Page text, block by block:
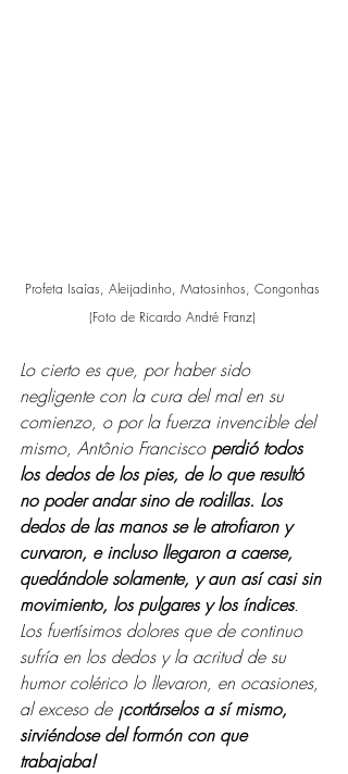
Profeta Isaías, Aleijadinho, Matosinhos, Congonhas
(Foto de Ricardo André Franz)
Lo cierto es que, por haber sido
negligente con la cura del mal en su
comienzo, o por la fuerza invencible del
mismo, Antônio Francisco perdió todos
los dedos de los pies, de lo que resultó
no poder andar sino de rodillas. Los
dedos de las manos se le atrofiaron y
curvaron, e incluso llegaron a caerse,
quedándole solamente, y aun así casi sin
movimiento, los pulgares y los índices.
Los fuertísimos dolores que de continuo
sufría en los dedos y la acritud de su
humor colérico lo llevaron, en ocasiones,
al exceso de ¡cortárselos a sí mismo,
sirviéndose del formón con que
trabajaba!